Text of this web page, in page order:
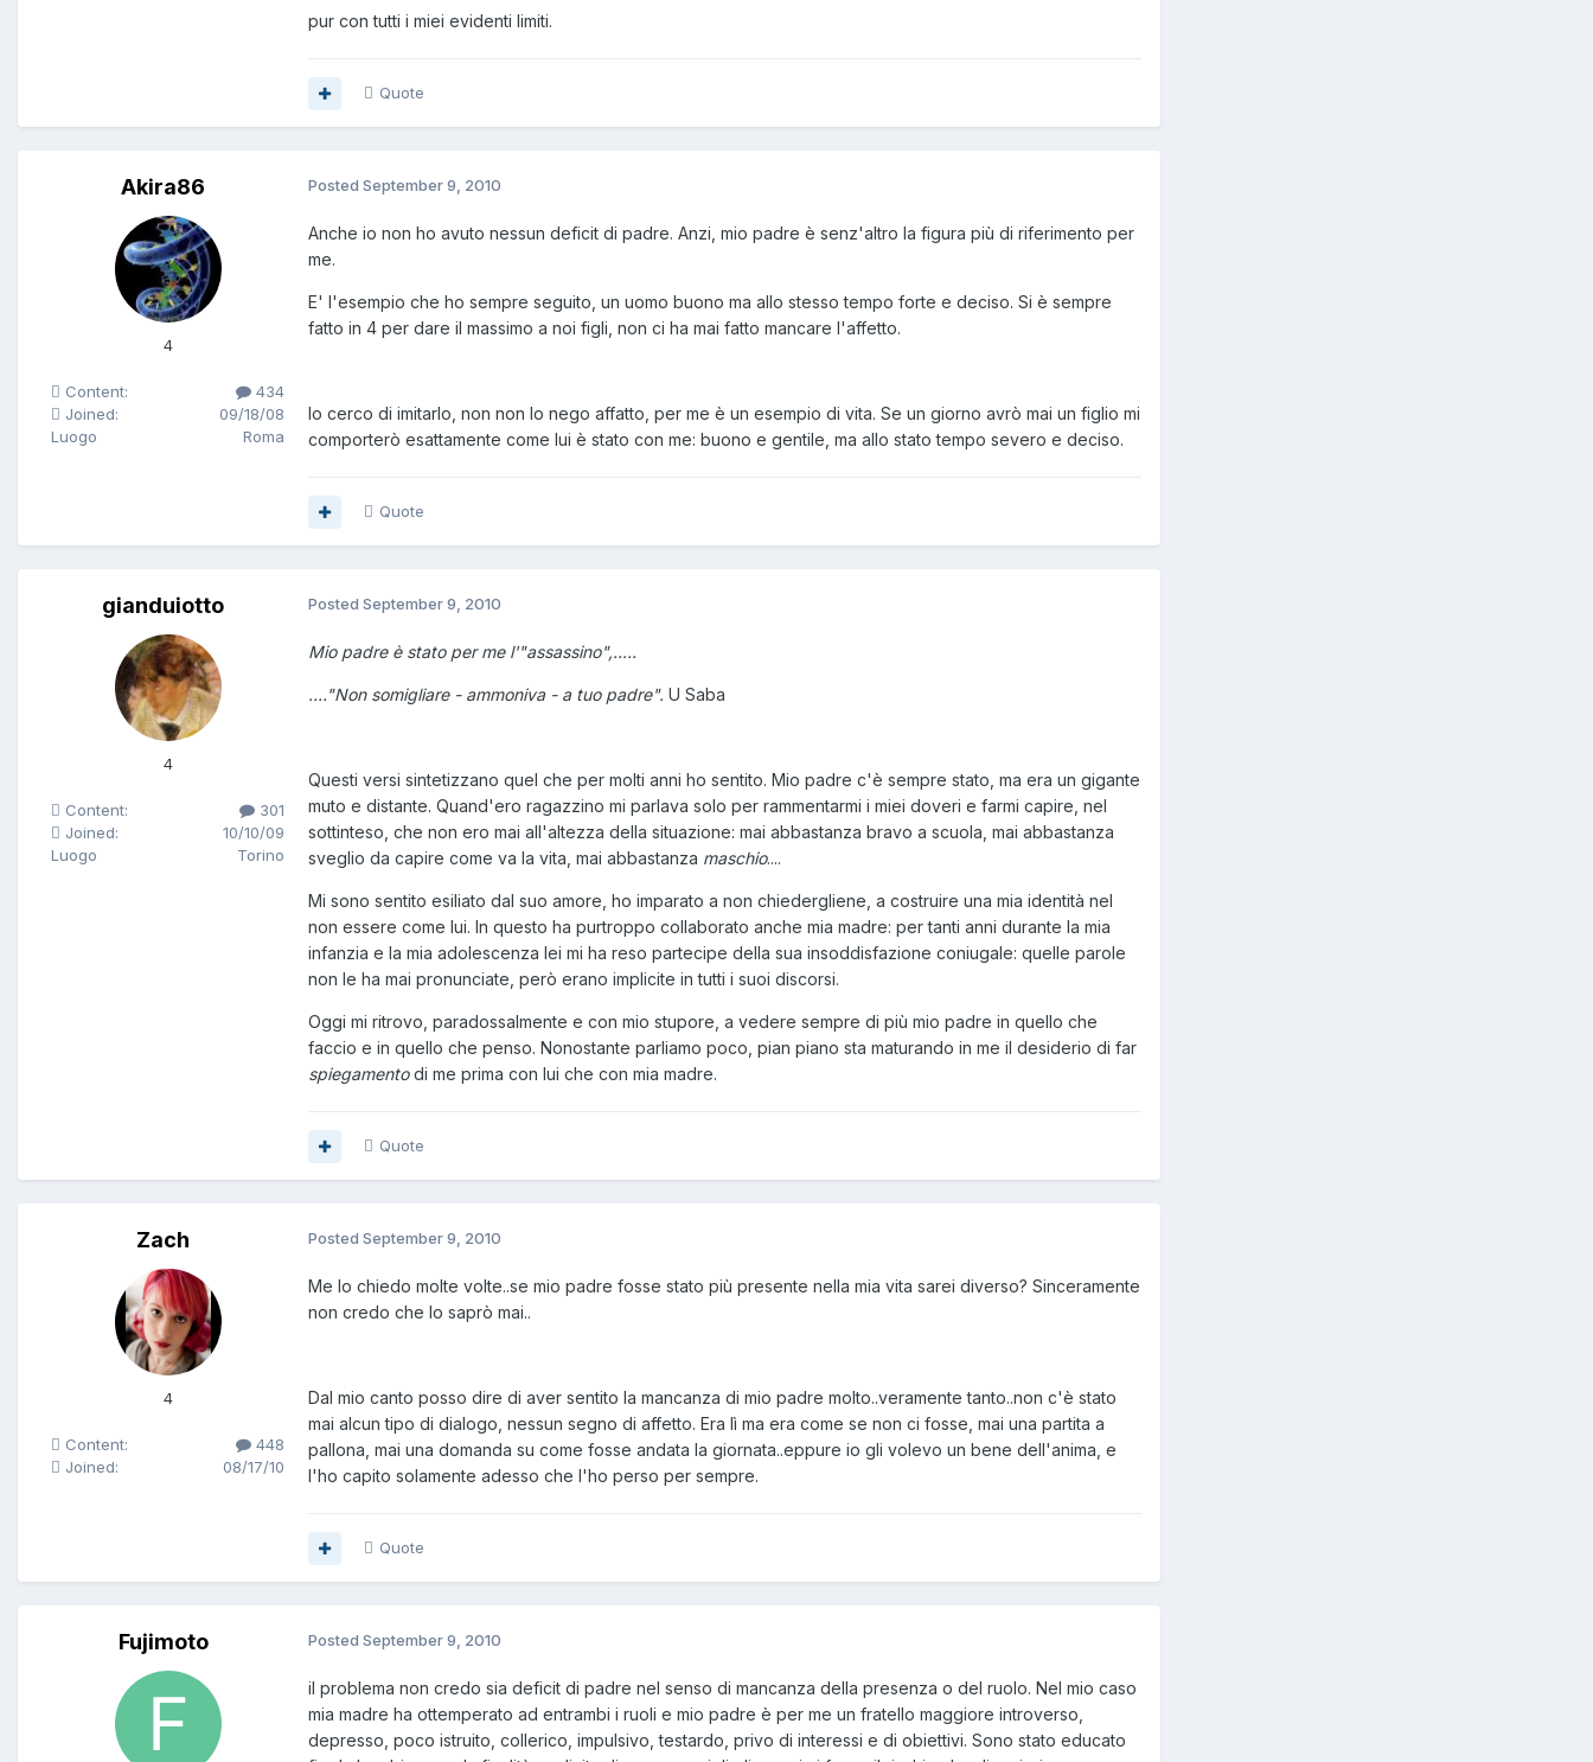
pur con tutti i miei evidenti limiti.
Quote
Akira86
4
Content:
434
Joined:
09/18/08
Luogo
Roma
Posted September 9, 2010
Anche io non ho avuto nessun deficit di padre. Anzi, mio padre è senz'altro la figura più di riferimento per
me.
E' l'esempio che ho sempre seguito, un uomo buono ma allo stesso tempo forte e deciso. Si è sempre
fatto in 4 per dare il massimo a noi figli, non ci ha mai fatto mancare l'affetto.
Io cerco di imitarlo, non non lo nego affatto, per me è un esempio di vita. Se un giorno avrò mai un figlio mi
comporterò esattamente come lui è stato con me: buono e gentile, ma allo stato tempo severo e deciso.
Quote
gianduiotto
4
Content:
301
Joined:
10/10/09
Luogo
Torino
Posted September 9, 2010
Mio padre è stato per me l'"assassino",.....
...."Non somigliare - ammoniva - a tuo padre". U Saba
Questi versi sintetizzano quel che per molti anni ho sentito. Mio padre c'è sempre stato, ma era un gigante
muto e distante. Quand'ero ragazzino mi parlava solo per rammentarmi i miei doveri e farmi capire, nel
sottinteso, che non ero mai all'altezza della situazione: mai abbastanza bravo a scuola, mai abbastanza
sveglio da capire come va la vita, mai abbastanza maschio....
Mi sono sentito esiliato dal suo amore, ho imparato a non chiedergliene, a costruire una mia identità nel
non essere come lui. In questo ha purtroppo collaborato anche mia madre: per tanti anni durante la mia
infanzia e la mia adolescenza lei mi ha reso partecipe della sua insoddisfazione coniugale: quelle parole
non le ha mai pronunciate, però erano implicite in tutti i suoi discorsi.
Oggi mi ritrovo, paradossalmente e con mio stupore, a vedere sempre di più mio padre in quello che
faccio e in quello che penso. Nonostante parliamo poco, pian piano sta maturando in me il desiderio di far
spiegamentodi me prima con lui che con mia madre.
Quote
Zach
4
Content:
448
Joined:
08/17/10
Posted September 9, 2010
Me lo chiedo molte volte..se mio padre fosse stato più presente nella mia vita sarei diverso? Sinceramente
non credo che lo saprò mai..
Dal mio canto posso dire di aver sentito la mancanza di mio padre molto..veramente tanto..non c'è stato
mai alcun tipo di dialogo, nessun segno di affetto. Era lì ma era come se non ci fosse, mai una partita a
pallona, mai una domanda su come fosse andata la giornata..eppure io gli volevo un bene dell'anima, e
l'ho capito solamente adesso che l'ho perso per sempre.
Quote
Fujimoto Posted September 9, 2010
il problema non credo sia deficit di padre nel senso di mancanza della presenza o del ruolo. Nel mio caso
mia madre ha ottemperato ad entrambi i ruoli e mio padre è per me un fratello maggiore introverso,
depresso, poco istruito, collerico, impulsivo, testardo, privo di interessi e di obiettivi. Sono stato educato